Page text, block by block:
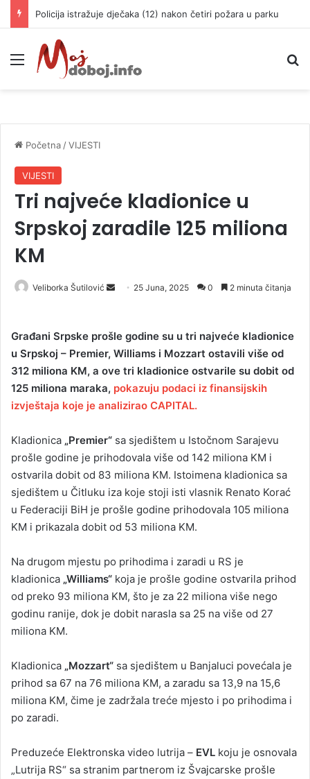
Policija istražuje dječaka (12) nakon četiri požara u parku
Meni
Početna /VIJESTI
VIJESTI
Tri najveće kladionice u
Srpskoj zaradile 125 miliona
KM
Veliborka Šutilović
d
a
n
e
m
i
l
25 Juna, 2025 0 2 minuta čitanja
Građani Srpske prošle godine su u tri najveće kladionice
u Srpskoj – Premier, Williams i Mozzart ostavili više od
312 miliona KM, a ove tri kladionice ostvarile su dobit od
125 miliona maraka, pokazuju podaci iz finansijskih
izvještaja koje je analizirao CAPITAL.
Kladionica „Premier“ sa sjedištem u Istočnom Sarajevu
prošle godine je prihodovala više od 142 miliona KM i
ostvarila dobit od 83 miliona KM. Istoimena kladionica sa
sjedištem u Čitluku iza koje stoji isti vlasnik Renato Korać
u Federaciji BiH je prošle godine prihodovala 105 miliona
KM i prikazala dobit od 53 miliona KM.
Na drugom mjestu po prihodima i zaradi u RS je
kladionica „Williams“ koja je prošle godine ostvarila prihod
od preko 93 miliona KM, što je za 22 miliona više nego
godinu ranije, dok je dobit narasla sa 25 na više od 27
miliona KM.
Kladionica „Mozzart“ sa sjedištem u Banjaluci povećala je
prihod sa 67 na 76 miliona KM, a zaradu sa 13,9 na 15,6
miliona KM, čime je zadržala treće mjesto i po prihodima i
po zaradi.
Preduzeće Elektronska video lutrija – EVL koju je osnovala
„Lutrija RS“ sa stranim partnerom iz Švajcarske prošle